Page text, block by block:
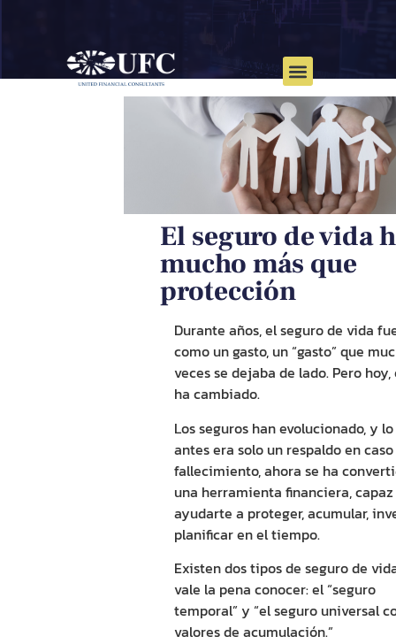
El seguro de vida
mucho más que
protección
Durante años, elseguro de vida
como un gasto, un “gasto” que
veces se dejaba de lado. Pero hoy,
ha cambiado.
Los seguros han evolucionado, y
antes era solo un respaldo en
fallecimiento, ahora se ha
una herramienta financiera,
ayudarte a proteger, acumular,
planificar en el tiempo.
Existen dos tipos de seguro de
vale la pena conocer: el “seguro
temporal” y “el seguro universal
valores de acumulación.”